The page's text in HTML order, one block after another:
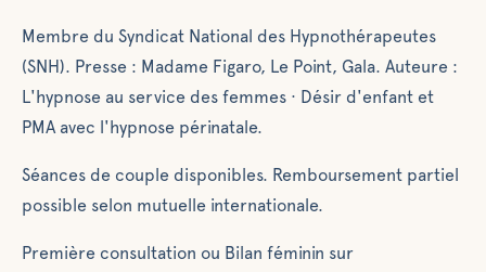
Membre du Syndicat National des Hypnothérapeutes
(SNH). Presse : Madame Figaro, Le Point, Gala. Auteure :
L'hypnose au service des femmes · Désir d'enfant et
PMA avec l'hypnose périnatale.
Séances de couple disponibles. Remboursement partiel
possible selon mutuelle internationale.
Première consultation ou Bilan féminin sur